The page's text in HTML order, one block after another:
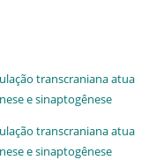
transcraniana atua
e sinaptogênese
transcraniana atua
e sinaptogênese